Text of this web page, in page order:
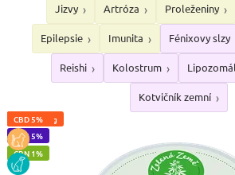
Jizvy Artróza Proleženiny
Epilepsie Imunita Fénixovy slzy
Reishi Kolostrum
Kotvičník zemní
CBD 10%
CBG 5%
CBN 1%
CBD 600mg
VEGAN
CBD 10%
CBD 5%
KOCKA
PES